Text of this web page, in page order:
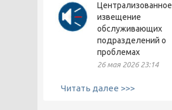
Централизованное
извещение
обслуживающих
подразделений о
проблемах
26 мая 2026 23:14
Читать далее >>>